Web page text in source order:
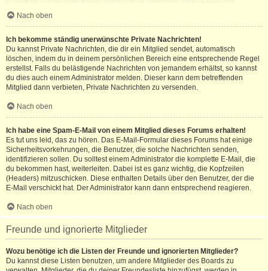
Nach oben
Ich bekomme ständig unerwünschte Private Nachrichten!
Du kannst Private Nachrichten, die dir ein Mitglied sendet, automatisch
löschen, indem du in deinem persönlichen Bereich eine entsprechende Regel
erstellst. Falls du belästigende Nachrichten von jemandem erhältst, so kannst
du dies auch einem Administrator melden. Dieser kann dem betreffenden
Mitglied dann verbieten, Private Nachrichten zu versenden.
Nach oben
Ich habe eine Spam-E-Mail von einem Mitglied dieses Forums erhalten!
Es tut uns leid, das zu hören. Das E-Mail-Formular dieses Forums hat einige
Sicherheitsvorkehrungen, die Benutzer, die solche Nachrichten senden,
identifizieren sollen. Du solltest einem Administrator die komplette E-Mail, die
du bekommen hast, weiterleiten. Dabei ist es ganz wichtig, die Kopfzeilen
(Headers) mitzuschicken. Diese enthalten Details über den Benutzer, der die
E-Mail verschickt hat. Der Administrator kann dann entsprechend reagieren.
Nach oben
Freunde und ignorierte Mitglieder
Wozu benötige ich die Listen der Freunde und ignorierten Mitglieder?
Du kannst diese Listen benutzen, um andere Mitglieder des Boards zu